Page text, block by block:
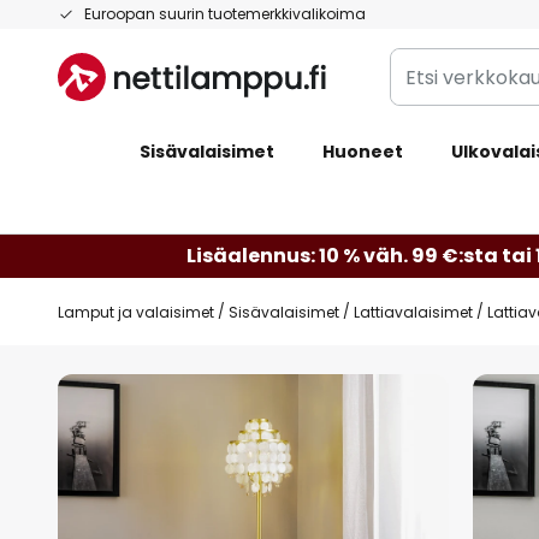
Euroopan suurin tuotemerkkivalikoima
Skip
Content
Etsi
verkkokaupan
Sisävalaisimet Huoneet
Lisäalennus: 10 % väh. 99 €:sta tai
Lamput ja valaisimet Sisävalaisimet Lattiavalaisimet
Skip
to
the
end
of